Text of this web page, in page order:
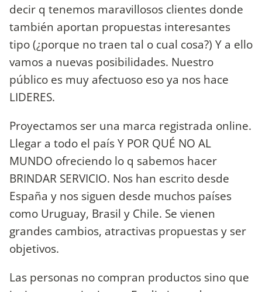
decir q tenemos maravillosos clientes donde
también aportan propuestas interesantes
tipo (¿porque no traen tal o cual cosa?) Y a ello
vamos a nuevas posibilidades. Nuestro
público es muy afectuoso eso ya nos hace
LIDERES.
Proyectamos ser una marca registrada online.
Llegar a todo el país Y POR QUÉ NO AL
MUNDO ofreciendo lo q sabemos hacer
BRINDAR SERVICIO. Nos han escrito desde
España y nos siguen desde muchos países
como Uruguay, Brasil y Chile. Se vienen
grandes cambios, atractivas propuestas y ser
objetivos.
Las personas no compran productos sino que